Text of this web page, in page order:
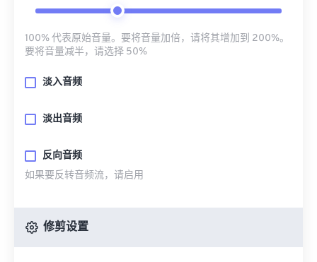
100% 代表原始音量。要将音量加倍，请将其增加到 200%。
要将音量减半，请选择 50%
淡入音频
淡出音频
反向音频
如果要反转音频流，请启用
修剪设置